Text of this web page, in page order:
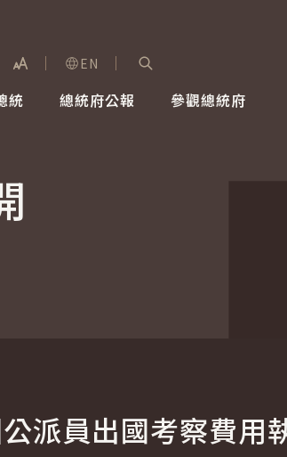
展開字級選單
EN
統 總統府公報 參觀總統府
派員出國考察費用